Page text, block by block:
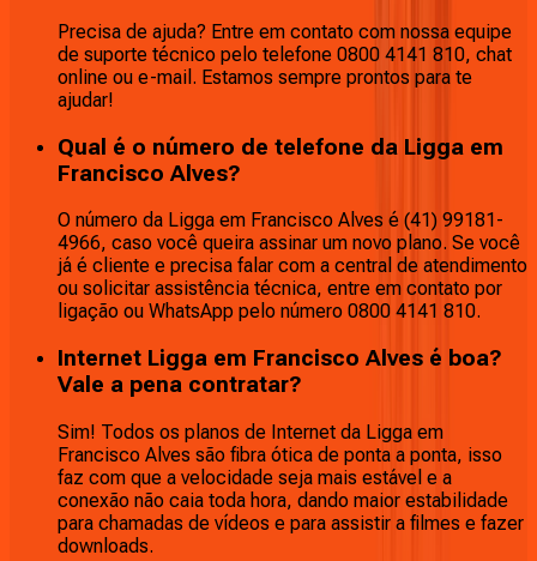
Precisa de ajuda? Entre em contato com nossa equipe
de suporte técnico pelo telefone 0800 4141 810, chat
online ou e-mail. Estamos sempre prontos para te
ajudar!
Qual é o número de telefone da Ligga em
Francisco Alves?
O número da Ligga em Francisco Alves é (41) 99181-
4966, caso você queira assinar um novo plano. Se você
já é cliente e precisa falar com a central de atendimento
ou solicitar assistência técnica, entre em contato por
ligação ou WhatsApp pelo número 0800 4141 810.
Internet Ligga em Francisco Alves é boa?
Vale a pena contratar?
Sim! Todos os planos de Internet da Ligga em
Francisco Alves são fibra ótica de ponta a ponta, isso
faz com que a velocidade seja mais estável e a
conexão não caia toda hora, dando maior estabilidade
para chamadas de vídeos e para assistir a filmes e fazer
downloads.